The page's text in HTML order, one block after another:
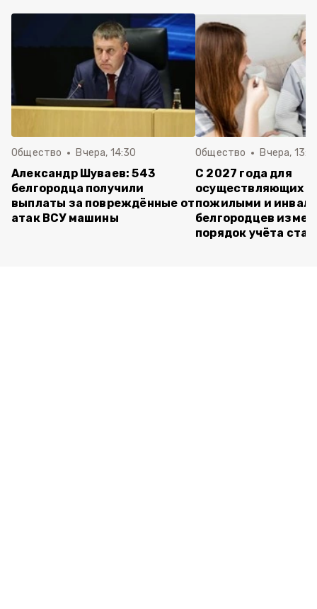
Общество Вчера, 14:30
Александр Шуваев: 543
белгородца получили
выплаты за повреждённые от
атак ВСУ машины
Общество Вчера,
С 2027 года для
осуществляющих
пожилыми и
белгородцев
порядок учёта ста